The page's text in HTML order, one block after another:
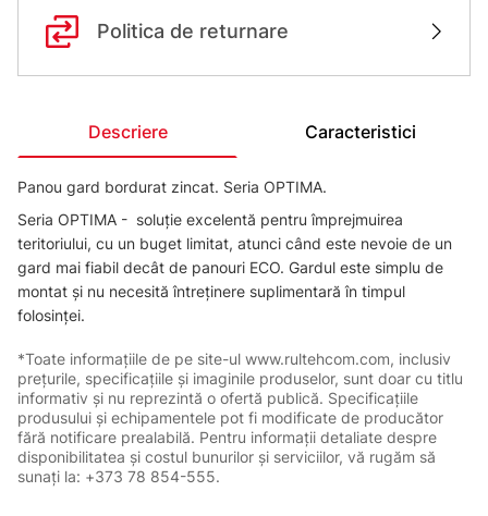
Politica de returnare
Descriere Caracteristici
Panou gard bordurat zincat. Seria OPTIMA.
Seria OPTIMA - soluție excelentă pentru împrejmuirea
teritoriului, cu un buget limitat, atunci când este nevoie de un
gard mai fiabil decât de panouri ECO. Gardul este simplu de
montat și nu necesită întreținere suplimentară în timpul
folosinței.
*Toate informațiile de pe site-ul www.rultehcom.com, inclusiv
prețurile, specificațiile și imaginile produselor, sunt doar cu titlu
informativ și nu reprezintă o ofertă publică. Specificațiile
produsului și echipamentele pot fi modificate de producător
fără notificare prealabilă. Pentru informații detaliate despre
disponibilitatea și costul bunurilor și serviciilor, vă rugăm să
sunați la: +373 78 854-555.